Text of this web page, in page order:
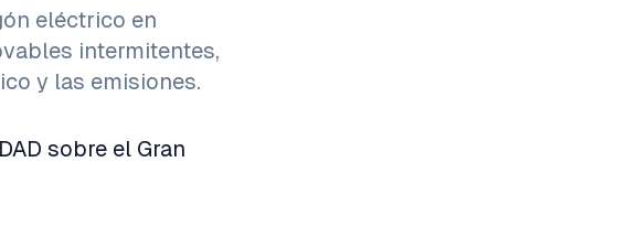
eléctrico en
intermitentes,
y las emisiones.
sobre el Gran